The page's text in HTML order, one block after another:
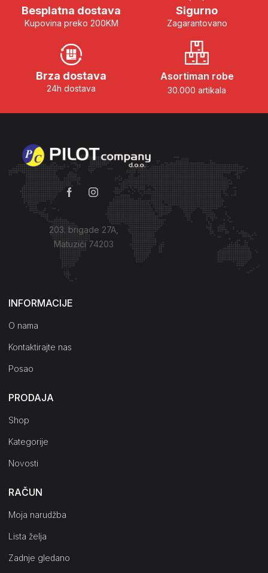
Besplatna dostava
Kupovina preko 200KM
Sigurno
Zagarantovano
Brza dostava
24h dostava
Asortiman robe
30.000 artikala
203. brigade 27A,
Matuzići 74203
Kako do nas?
INFORMACIJE
O nama
Kontaktirajte nas
Posao
PRODAJA
Shop
Kategorije
Novosti
RAČUN
Moja narudžba
Lista želja
Zadnje gledano